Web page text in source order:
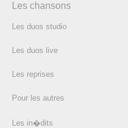
Les chansons
Les duos studio
Les duos live
Les reprises
Pour les autres
Les in�dits